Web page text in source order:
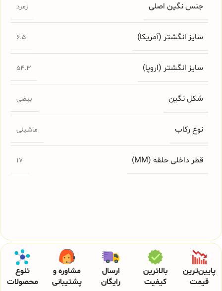
جنس نگین اصلی زمرد
سایز انگشتر (آمریکا) 6.5
سایز انگشتر (اروپا) 54.3
شکل نگین بیضی
نوع رکاب ماشینی
قطر داخلی حلقه (MM) 17
پایین‌ترین
قیمت
بالاترین
کیفیت
ارسال
رایگان
مشاوره و
پشتیبانی
تنوع
محصولات